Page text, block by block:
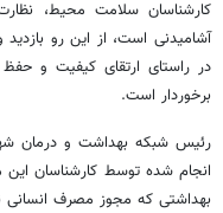
کارشناسان سلامت محیط،
آشامیدنی است، از این رو بازدید
در راستای ارتقای کیفیت و
برخوردار است.
رئیس شبکه بهداشت و درمان
بهداشتی که مجوز مصرف